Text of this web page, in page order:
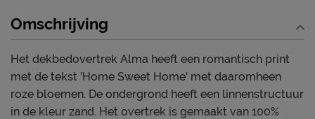
Omschrijving
Het dekbedovertrek Alma heeft een romantisch print
met de tekst 'Home Sweet Home' met daaromheen
roze bloemen. De ondergrond heeft een linnenstructuur
in de kleur zand. Het overtrek is gemaakt van 100%